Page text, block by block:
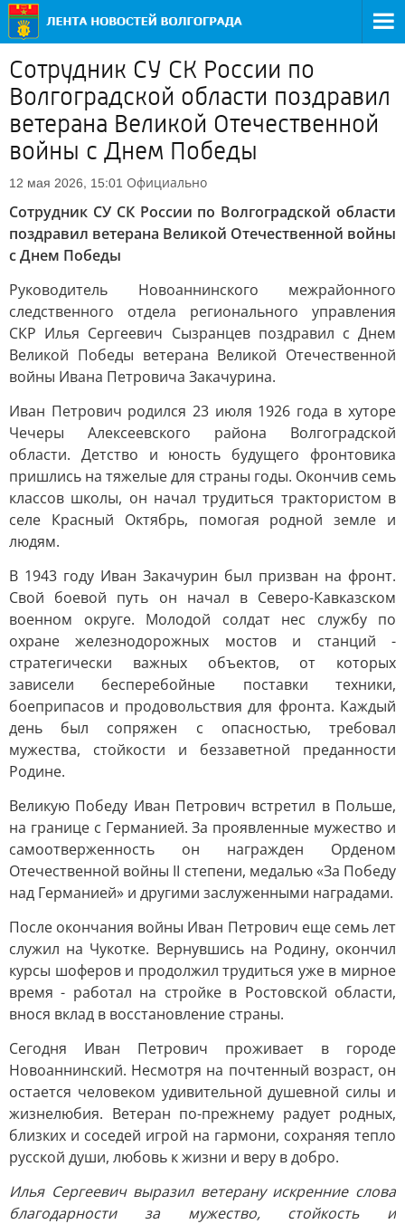
Сотрудник СУ СК России по
Волгоградской области поздравил
ветерана Великой Отечественной
войны с Днем Победы
12 мая 2026, 15:01 Официально
Сотрудник СУ СК России по Волгоградской области
поздравил ветерана Великой Отечественной войны
с Днем Победы
Руководитель Новоаннинского межрайонного
следственного отдела регионального управления
СКР Илья Сергеевич Сызранцев поздравил с Днем
Великой Победы ветерана Великой Отечественной
войны Ивана Петровича Закачурина.
Иван Петрович родился 23 июля 1926 года в хуторе
Чечеры Алексеевского района Волгоградской
области. Детство и юность будущего фронтовика
пришлись на тяжелые для страны годы. Окончив семь
классов школы, он начал трудиться трактористом в
селе Красный Октябрь, помогая родной земле и
людям.
В 1943 году Иван Закачурин был призван на фронт.
Свой боевой путь он начал в Северо-Кавказском
военном округе. Молодой солдат нес службу по
охране железнодорожных мостов и станций -
стратегически важных объектов, от которых
зависели бесперебойные поставки техники,
боеприпасов и продовольствия для фронта. Каждый
день был сопряжен с опасностью, требовал
мужества, стойкости и беззаветной преданности
Родине.
Великую Победу Иван Петрович встретил в Польше,
на границе с Германией. За проявленные мужество и
самоотверженность он награжден Орденом
Отечественной войны II степени, медалью «За Победу
над Германией» и другими заслуженными наградами.
После окончания войны Иван Петрович еще семь лет
служил на Чукотке. Вернувшись на Родину, окончил
курсы шоферов и продолжил трудиться уже в мирное
время - работал на стройке в Ростовской области,
внося вклад в восстановление страны.
Сегодня Иван Петрович проживает в городе
Новоаннинский. Несмотря на почтенный возраст, он
остается человеком удивительной душевной силы и
жизнелюбия. Ветеран по-прежнему радует родных,
близких и соседей игрой на гармони, сохраняя тепло
русской души, любовь к жизни и веру в добро.
Илья Сергеевич выразил ветерану искренние слова
благодарности за мужество, стойкость и